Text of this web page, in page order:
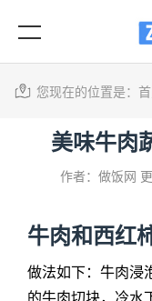
您现在的位置是：
美味牛肉
作者：做饭网
牛肉和西红
做法如下：牛肉浸
的牛肉切块，冷水